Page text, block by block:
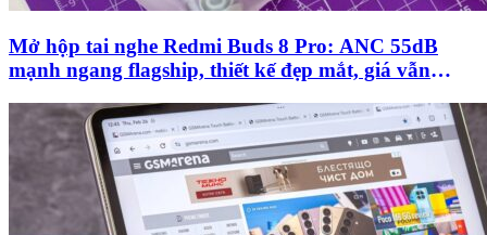
Mở hộp tai nghe Redmi Buds 8 Pro: ANC 55dB
mạnh ngang flagship, thiết kế đẹp mắt, giá vẫn